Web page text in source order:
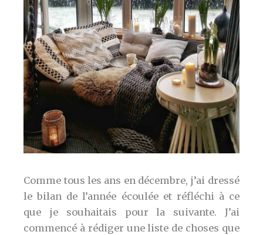
Comme tous les ans en décembre, j’ai dressé
le bilan de l’année écoulée et réfléchi à ce
que je souhaitais pour la suivante. J’ai
commencé à rédiger une liste de choses que